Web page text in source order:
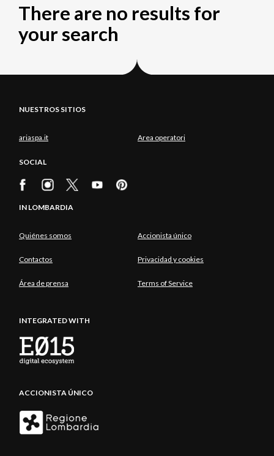
There are no results for
your search
NUESTROS SITIOS
ariaspa.it Area operatori
SOCIAL
IN LOMBARDIA
Quiénes somos Accionista único
Contactos Privacidad y cookies
Área de prensa Terms of Service
INTEGRATED WITH
ACCIONISTA ÚNICO